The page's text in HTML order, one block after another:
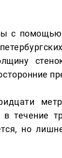
с помощью
течение
но